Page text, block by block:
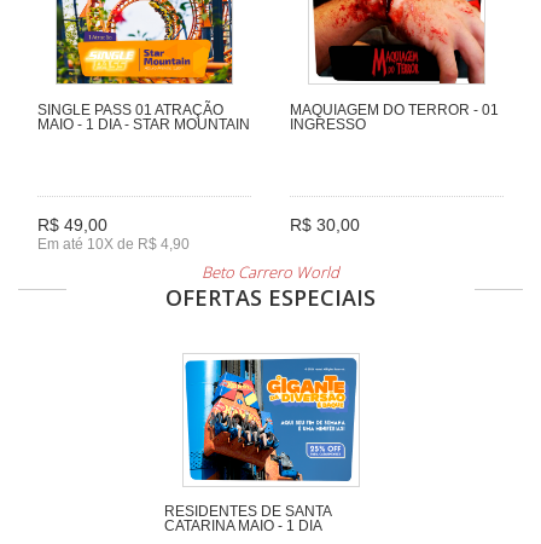
SINGLE PASS 01 ATRAÇÃO
MAIO - 1 DIA - STAR MOUNTAIN
R$ 49,00
Em até 10X de R$ 4,90
MAQUIAGEM DO TERROR - 01
INGRESSO
R$ 30,00
Beto Carrero World
OFERTAS ESPECIAIS
RESIDENTES DE SANTA
CATARINA MAIO - 1 DIA